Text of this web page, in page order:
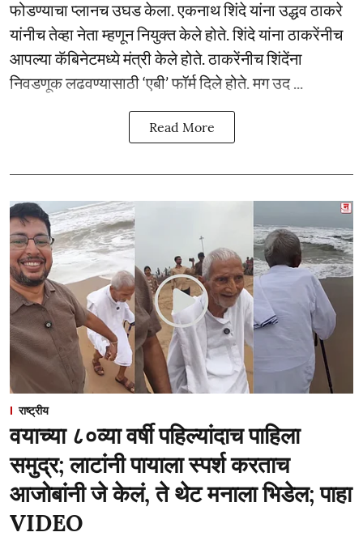
फोडण्याचा प्लानच उघड केला. एकनाथ शिंदे यांना उद्धव ठाकरे
यांनीच तेव्हा नेता म्हणून नियुक्त केले होते. शिंदे यांना ठाकरेंनीच
आपल्या कॅबिनेटमध्ये मंत्री केले होते. ठाकरेंनीच शिंदेंना
निवडणूक लढवण्यासाठी ‘एबी’ फॉर्म दिले होते. मग उद ...
Read More
राष्ट्रीय
वयाच्या ८०व्या वर्षी पहिल्यांदाच पाहिला
समुद्र; लाटांनी पायाला स्पर्श करताच
आजोबांनी जे केलं, ते थेट मनाला भिडेल; पाहा
VIDEO